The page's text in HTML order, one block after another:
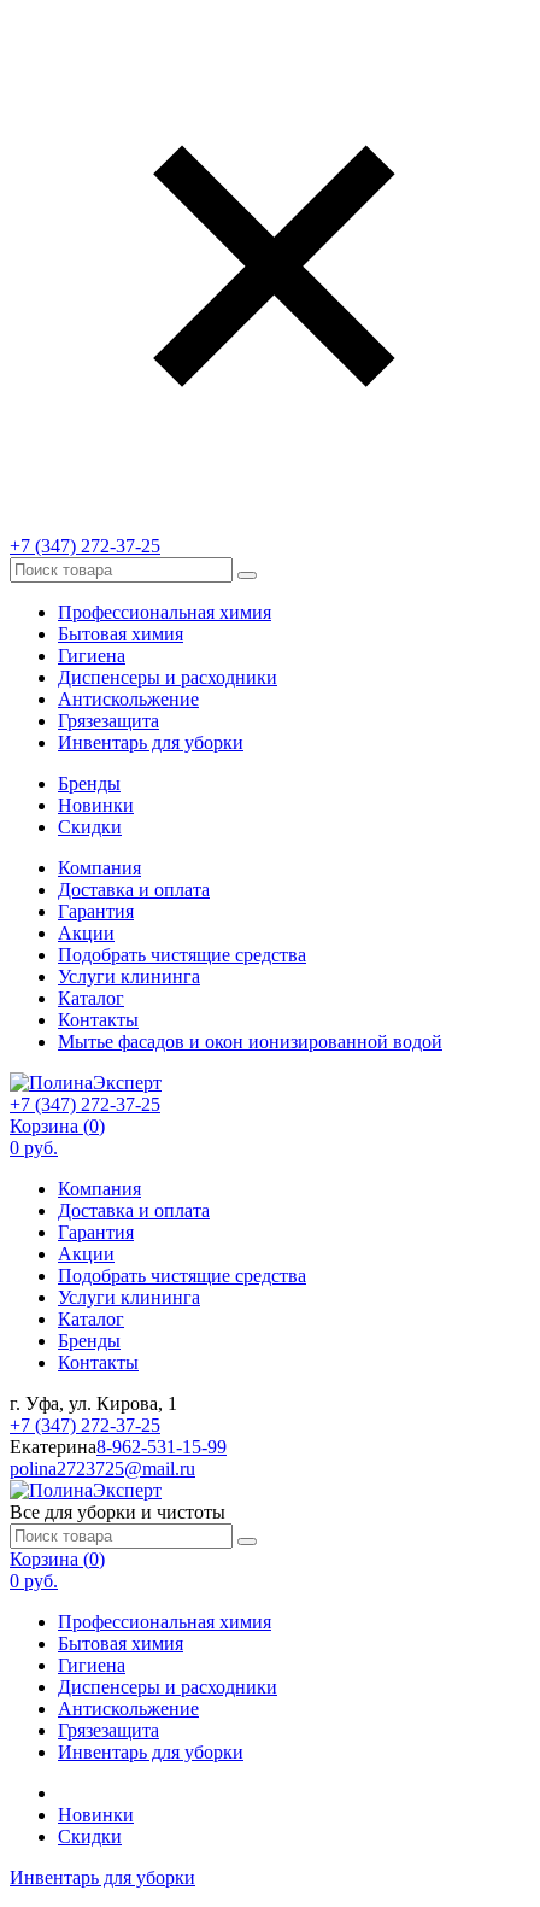
+7 (347) 272-37-25
Профессиональная химия
Бытовая химия
Гигиена
Диспенсеры и расходники
Антискольжение
Грязезащита
Инвентарь для уборки
Бренды
Новинки
Скидки
Компания
Доставка и оплата
Гарантия
Акции
Подобрать чистящие средства
Услуги клининга
Каталог
Контакты
Мытье фасадов и окон ионизированной водой
+7 (347) 272-37-25
Корзина (0)
0 руб.
Компания
Доставка и оплата
Гарантия
Акции
Подобрать чистящие средства
Услуги клининга
Каталог
Бренды
Контакты
г. Уфа, ул. Кирова, 1
+7 (347) 272-37-25
Екатерина8-962-531-15-99
polina2723725@mail.ru
Все для уборки и чистоты
Корзина (0)
0 руб.
Профессиональная химия
Бытовая химия
Гигиена
Диспенсеры и расходники
Антискольжение
Грязезащита
Инвентарь для уборки
Новинки
Скидки
Инвентарь для уборки